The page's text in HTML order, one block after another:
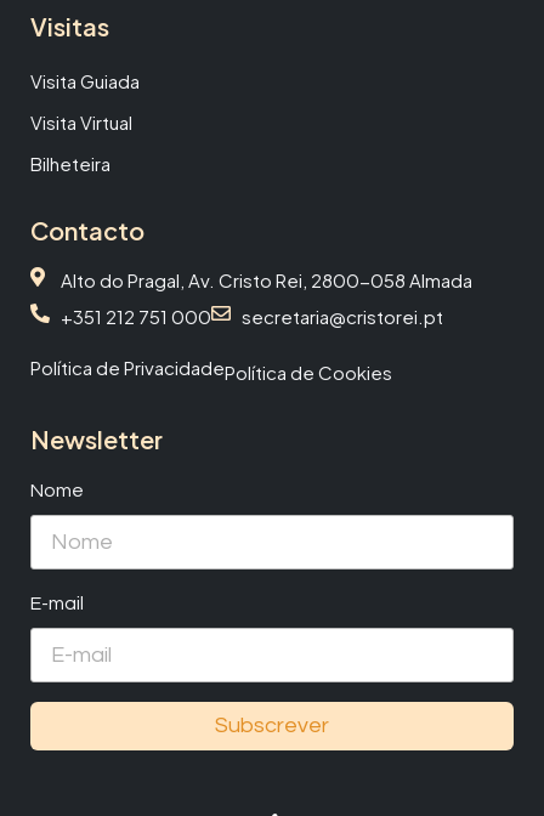
Visitas
Visita Guiada
Visita Virtual
Bilheteira
Contacto
Alto do Pragal, Av. Cristo Rei, 2800-058 Almada
+351 212 751 000
secretaria@cristorei.pt
Política de PrivacidadePolítica de Cookies
Newsletter
Nome
E-mail
Subscrever